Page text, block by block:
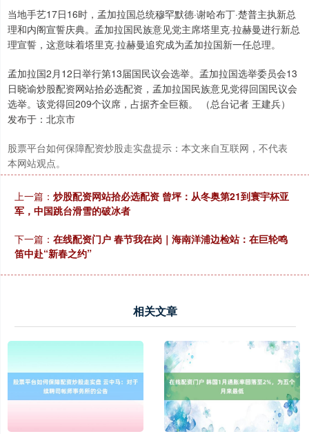
当地手艺17日16时，孟加拉国总统穆罕默德·谢哈布丁·楚普主执新总
理和内阁宣誓庆典。孟加拉国民族意见党主席塔里克·拉赫曼进行新总
理宣誓，这意味着塔里克·拉赫曼追究成为孟加拉国新一任总理。
孟加拉国2月12日举行第13届国民议会选举。孟加拉国选举委员会13
日晓谕炒股配资网站拾必选配资，孟加拉国民族意见党得回国民议会
选举。该党得回209个议席，占据齐全巨额。 （总台记者 王建兵）
发布于：北京市
股票平台如何保障配资炒股走实盘提示：本文来自互联网，不代表
本网站观点。
上一篇： 炒股配资网站拾必选配资 曾坪：从冬奥第21到寰宇杯亚
军，中国跳台滑雪的破冰者
下一篇： 在线配资门户 春节我在岗｜海南洋浦边检站：在巨轮鸣
笛中赴“新春之约”
相关文章